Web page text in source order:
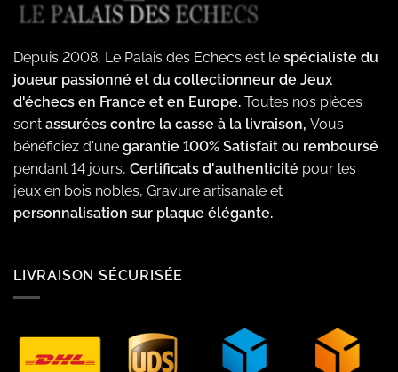
Depuis 2008, Le Palais des Echecs est le spécialiste du
joueur passionné et du collectionneur de Jeux
d'échecs en France et en Europe. Toutes nos pièces
sont assurées contre la casse à la livraison, Vous
bénéficiez d'une garantie 100% Satisfait ou remboursé
pendant 14 jours, Certificats d'authenticité pour les
jeux en bois nobles, Gravure artisanale et
personnalisation sur plaque élégante.
LIVRAISON SÉCURISÉE